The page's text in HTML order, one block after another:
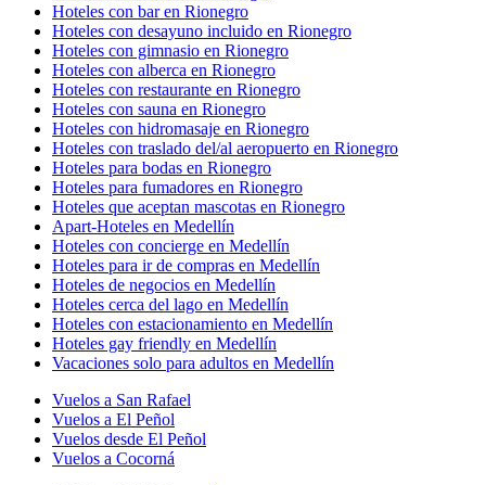
Hoteles con bar en Rionegro
Hoteles con desayuno incluido en Rionegro
Hoteles con gimnasio en Rionegro
Hoteles con alberca en Rionegro
Hoteles con restaurante en Rionegro
Hoteles con sauna en Rionegro
Hoteles con hidromasaje en Rionegro
Hoteles con traslado del/al aeropuerto en Rionegro
Hoteles para bodas en Rionegro
Hoteles para fumadores en Rionegro
Hoteles que aceptan mascotas en Rionegro
Apart-Hoteles en Medellín
Hoteles con concierge en Medellín
Hoteles para ir de compras en Medellín
Hoteles de negocios en Medellín
Hoteles cerca del lago en Medellín
Hoteles con estacionamiento en Medellín
Hoteles gay friendly en Medellín
Vacaciones solo para adultos en Medellín
Vuelos a San Rafael
Vuelos a El Peñol
Vuelos desde El Peñol
Vuelos a Cocorná